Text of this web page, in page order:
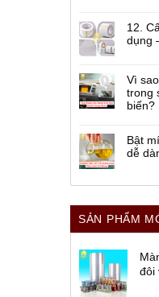
12.
dụng
Vì
trong
biến?
Bật
dễ
SẢN PHẨM
đôi